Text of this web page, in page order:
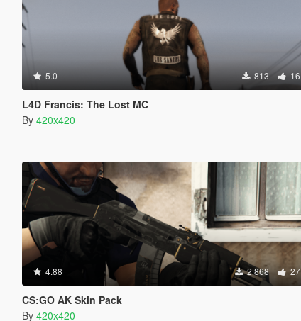
5.0 813 16
L4D Francis: The Lost MC
By 420x420
4.88 2 868 27
CS:GO AK Skin Pack
By 420x420